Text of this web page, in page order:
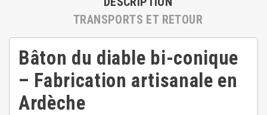
TRANSPORTS ET RETOUR
Bâton du diable bi-conique
– Fabrication artisanale en
Ardèche